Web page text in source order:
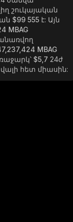
շուկայական
$99 555 է: Այն
MBAG
MBAG
$5,7 24ժ
հետ միասին: